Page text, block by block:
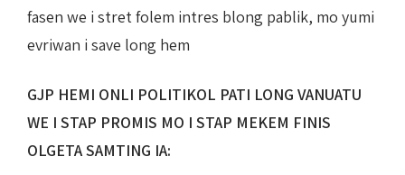
fasen we i stret folem intres blong pablik, mo yumi
evriwan i save long hem
GJP HEMI ONLI POLITIKOL PATI LONG VANUATU
WE I STAP PROMIS MO I STAP MEKEM FINIS
OLGETA SAMTING IA: